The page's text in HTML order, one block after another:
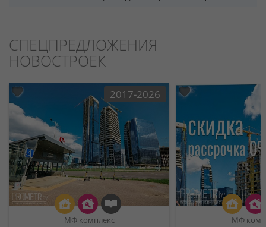
СПЕЦПРЕДЛОЖЕНИЯ
НОВОСТРОЕК
2017-2026
МФ комплекс МФ